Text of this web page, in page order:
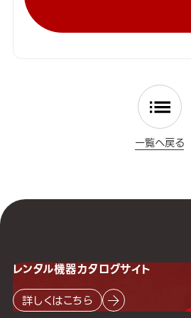
一覧へ戻る
レンタル機器カタログサイト
詳しくはこちら